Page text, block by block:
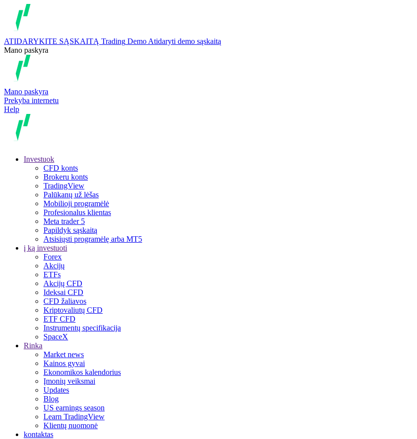
ATIDARYKITE SĄSKAITĄ Trading Demo Atidaryti demo sąskaitą
Mano paskyra
Mano paskyra
Prekyba internetu
Help
Investuok
CFD konts
Brokeru konts
TradingView
Palūkanų už lėšas
Mobilioji programėlė
Profesionalus klientas
Meta trader 5
Papildyk sąskaitą
Atsisiųsti programėlę arba MT5
į ką investuoti
Forex
Akcijų
ETFs
Akcijų CFD
Ideksai CFD
CFD žaliavos
Kriptovaliutų CFD
ETF CFD
Instrumentų specifikacija
SpaceX
Rinka
Market news
Kainos gyvai
Ekonomikos kalendorius
Įmonių veiksmai
Updates
Blog
US earnings season
Learn TradingView
Klientų nuomonė
kontaktas